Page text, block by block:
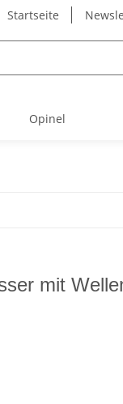
Startseite
Opinel
mit